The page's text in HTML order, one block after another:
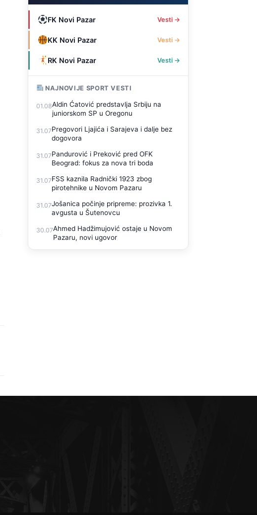
FK Novi Pazar Vesti →
KK Novi Pazar Vesti →
RK Novi Pazar Vesti →
NAJNOVIJE SPORT VESTI
01.08Aldin Ćatović predstavlja Srbiju na
juniorskom SP u Oregonu
31.07Pregovori Ljajića i Sarajeva i dalje bez
dogovora
31.07Pandurović i Preković pred OFK
Beograd: fokus za nova tri boda
31.07FSS kaznila Radnički 1923 zbog
pirotehnike u Novom Pazaru
31.07Jošanica počinje pripreme: prozivka 1.
avgusta u Šutenovcu
30.07Ahmed Hadžimujović ostaje u Novom
Pazaru, novi ugovor